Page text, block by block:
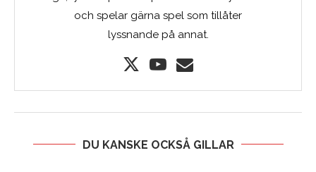
och spelar gärna spel som tillåter
lyssnande på annat.
DU KANSKE OCKSÅ GILLAR